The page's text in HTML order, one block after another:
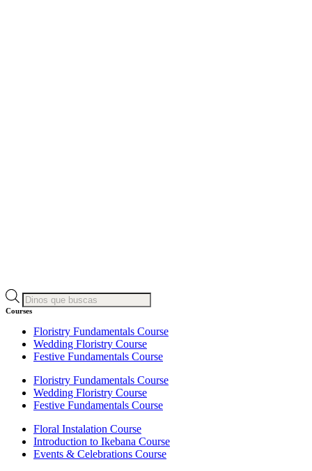
Búsqueda
de
Courses
Floristry Fundamentals Course
Wedding Floristry Course
Festive Fundamentals Course
Floristry Fundamentals Course
Wedding Floristry Course
Festive Fundamentals Course
Floral Instalation Course
Introduction to Ikebana Course
Events & Celebrations Course